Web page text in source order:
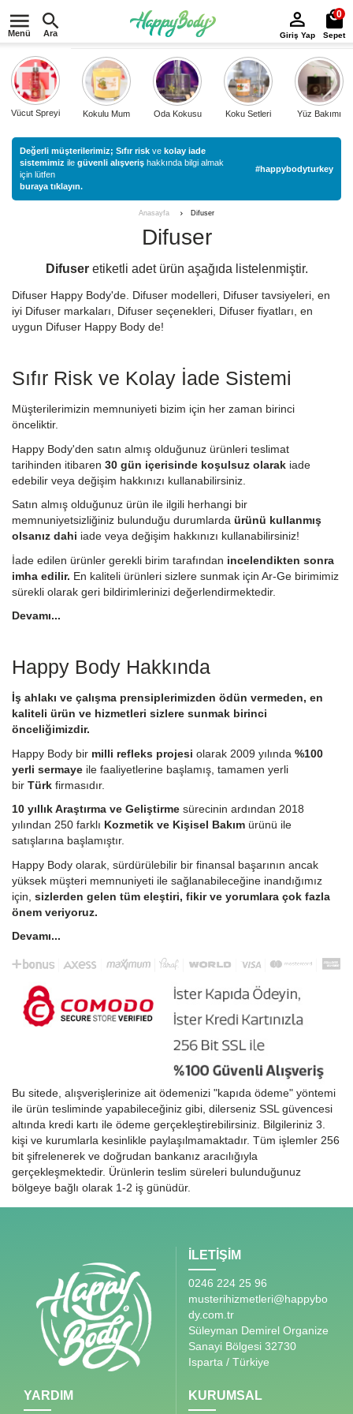
Menü Ara Giriş Yap
0
Sepet
Vücut Spreyi Kokulu Mum Oda Kokusu Koku Setleri Yüz Bakımı
Değerli müşterilerimiz; Sıfır risk ve kolay iade
sistemimiz ile güvenli alışveriş hakkında bilgi almak
için lütfen
buraya tıklayın.
#happybodyturkey
Anasayfa Difuser
Difuser
Difuseretiketli adet ürün aşağıda listelenmiştir.
Difuser Happy Body'de. Difuser modelleri, Difuser tavsiyeleri, en
iyi Difuser markaları, Difuser seçenekleri, Difuser fiyatları, en
uygun Difuser Happy Body de!
Sıfır Risk ve Kolay İade Sistemi
Müşterilerimizin memnuniyeti bizim için her zaman birinci
önceliktir.
Happy Body'den satın almış olduğunuz ürünleri teslimat
tarihinden itibaren 30 gün içerisinde koşulsuz olarak iade
edebilir veya değişim hakkınızı kullanabilirsiniz.
Satın almış olduğunuz ürün ile ilgili herhangi bir
memnuniyetsizliğiniz bulunduğu durumlarda ürünü kullanmış
olsanız dahi iade veya değişim hakkınızı kullanabilirsiniz!
İade edilen ürünler gerekli birim tarafından incelendikten sonra
imha edilir. En kaliteli ürünleri sizlere sunmak için Ar-Ge birimimiz
sürekli olarak geri bildirimlerinizi değerlendirmektedir.
Devamı...
Happy Body Hakkında
İş ahlakı ve çalışma prensiplerimizden ödün vermeden, en
kaliteli ürün ve hizmetleri sizlere sunmak birinci
önceliğimizdir.
Happy Body bir milli refleks projesi olarak 2009 yılında %100
yerli sermaye ile faaliyetlerine başlamış, tamamen yerli
bir Türk firmasıdır.
10 yıllık Araştırma ve Geliştirme sürecinin ardından 2018
yılından 250 farklı Kozmetik ve Kişisel Bakım ürünü ile
satışlarına başlamıştır.
Happy Body olarak, sürdürülebilir bir finansal başarının ancak
yüksek müşteri memnuniyeti ile sağlanabileceğine inandığımız
için, sizlerden gelen tüm eleştiri, fikir ve yorumlara çok fazla
önem veriyoruz.
Devamı...
Bu sitede, alışverişlerinize ait ödemenizi "kapıda ödeme" yöntemi
ile ürün tesliminde yapabileceğiniz gibi, dilerseniz SSL güvencesi
altında kredi kartı ile ödeme gerçekleştirebilirsiniz. Bilgileriniz 3.
kişi ve kurumlarla kesinlikle paylaşılmamaktadır. Tüm işlemler 256
bit şifrelenerek ve doğrudan bankanız aracılığıyla
gerçekleşmektedir. Ürünlerin teslim süreleri bulunduğunuz
bölgeye bağlı olarak 1-2 iş günüdür.
İLETİŞİM
0246 224 25 96
musterihizmetleri@happybo
dy.com.tr
Süleyman Demirel Organize
Sanayi Bölgesi 32730
Isparta / Türkiye
YARDIM KURUMSAL